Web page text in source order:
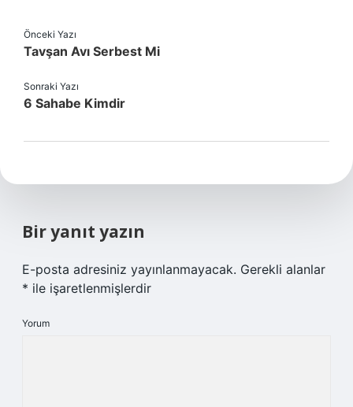
Önceki Yazı
Tavşan Avı Serbest Mi
Sonraki Yazı
6 Sahabe Kimdir
Bir yanıt yazın
E-posta adresiniz yayınlanmayacak. Gerekli alanlar
* ile işaretlenmişlerdir
Yorum